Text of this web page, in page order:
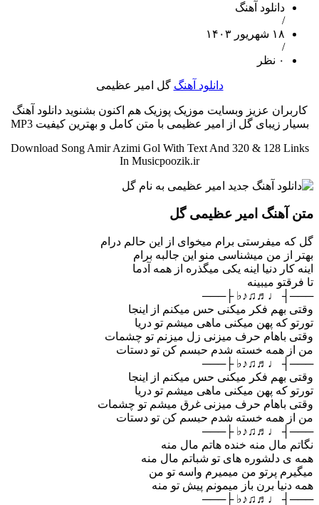
دانلود آهنگ
/
۱۸ شهریور ۱۴۰۳
/
۰ نظر
دانلود آهنگ گل امیر عظیمی
کاربران عزیز وبسایت موزیک پوزیک هم اکنون بشنوید دانلود آهنگ
بسیار زیبای گل از امیر عظیمی با متن کامل و بهترین کیفیت MP3
Download Song Amir Azimi Gol With Text And 320 & 128 Links
In Musicpoozik.ir
متن آهنگ امیر عظیمی گل
گل که میفرستی برام میخوای از این حالم درام
بهتر از من میشناسی منو این جالبه برام
اینه کار دنیا اینه یکی میگذره از همه آدما
تا فرقتو میبینه
───┤ ♩♬♫♪♭ ├───
وقتی بهم فکر میکنی حس میکنم از اینجا
تورتو که پهن میکنی ماهی میشم تو دریا
وقتی باهام حرف میزنی زل میزنم تو چشمات
من از همه خسته شدم حبسم کن تو دستات
───┤ ♩♬♫♪♭ ├───
وقتی بهم فکر میکنی حس میکنم از اینجا
تورتو که پهن میکنی ماهی میشم تو دریا
وقتی باهام حرف میزنی غرق میشم تو چشمات
من از همه خسته شدم حبسم کن تو دستات
───┤ ♩♬♫♪♭ ├───
نگاتم مال منه خنده هاتم مال منه
همه ی دلشوره های تو شباتم مال منه
میگیرم پرتو من میمیرم واسه تو من
همه دنیا برن باز میمونم پیش تو منه
───┤ ♩♬♫♪♭ ├───